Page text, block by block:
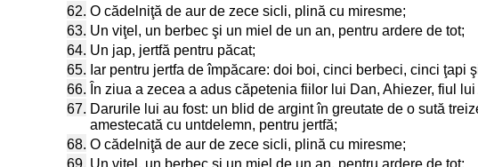
62. O cădelniţă de aur de zece sicli, plină cu miresme;
63. Un viţel, un berbec şi un miel de un an, pentru ardere de tot;
64. Un jap, jertfă pentru păcat;
65. Iar pentru jertfa de împăcare: doi boi, cinci berbeci, cinci
66. În ziua a zecea a adus căpetenia fiilor lui Dan, Ahiezer, fiul
67. Darurile lui au fost: un blid de argint în greutate de o sută
amestecată cu untdelemn, pentru jertfă;
68. O cădelniţă de aur de zece sicli, plină cu miresme;
69. Un viţel, un berbec şi un miel de un an, pentru ardere de tot;